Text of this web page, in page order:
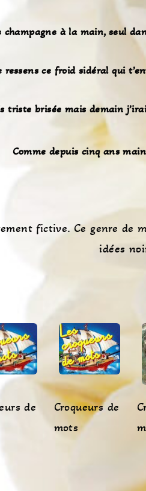
champagne à la main, seul
ressens ce froid sidéral qui
triste brisée mais demain
Comme depuis cinq ans
fictive. Ce genre de
idées
de
Croqueurs de
mots